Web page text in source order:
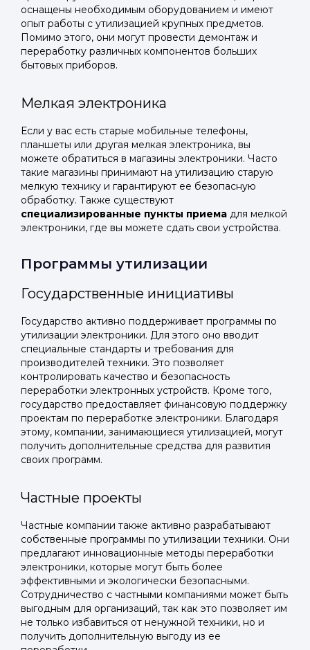
Войти в
профиль
Мы отправим код для входа на ваш
номер телефона.
Подать заявку
Отправьте заявку через мессенджер-бот — магазины
увидят её и пришлют предложения. Фото, описание и
AI-оценка прямо в чате.
Подать заявку
Отправьте заявку через мессенджер-бот — магазины
увидят её и пришлют предложения. Фото, описание и
AI-оценка прямо в чате.
оснащены необходимым оборудованием и имеют
опыт работы с утилизацией крупных предметов.
Помимо этого, они могут провести демонтаж и
переработку различных компонентов больших
бытовых приборов.
Мелкая электроника
Если у вас есть старые мобильные телефоны,
планшеты или другая мелкая электроника, вы
можете обратиться в магазины электроники. Часто
такие магазины принимают на утилизацию старую
мелкую технику и гарантируют ее безопасную
обработку. Также существуют
специализированные пункты приема для мелкой
электроники, где вы можете сдать свои устройства.
Программы утилизации
Государственные инициативы
Государство активно поддерживает программы по
утилизации электроники. Для этого оно вводит
специальные стандарты и требования для
производителей техники. Это позволяет
контролировать качество и безопасность
переработки электронных устройств. Кроме того,
государство предоставляет финансовую поддержку
проектам по переработке электроники. Благодаря
этому, компании, занимающиеся утилизацией, могут
получить дополнительные средства для развития
своих программ.
Частные проекты
Частные компании также активно разрабатывают
собственные программы по утилизации техники. Они
предлагают инновационные методы переработки
электроники, которые могут быть более
эффективными и экологически безопасными.
Сотрудничество с частными компаниями может быть
выгодным для организаций, так как это позволяет им
не только избавиться от ненужной техники, но и
получить дополнительную выгоду из ее